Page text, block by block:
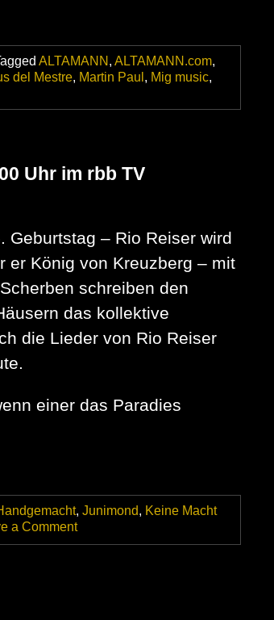
ALTAMANN , ALTAMANN.com,
del Mestre, Martin Paul , Mig music,
Uhr im rbb TV
Geburtstag – Rio Reiser wird
er König von Kreuzberg – mit
schreiben den
das kollektive
die Lieder von Rio Reiser
einer das Paradies
, Junimond, Keine Macht
a Commenton